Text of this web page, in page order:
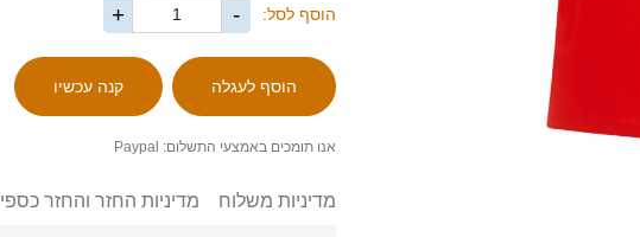
הוסף לסל: -
+
אנו תומכים באמצעי התשלום: Paypal
מדיניות משלוח מדיניות החזר והחזר כספי